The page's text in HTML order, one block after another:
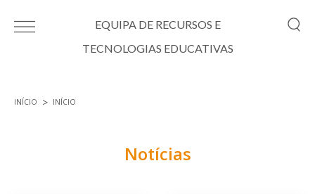
EQUIPA DE RECURSOS E
TECNOLOGIAS EDUCATIVAS
INÍCIO INÍCIO
Notícias